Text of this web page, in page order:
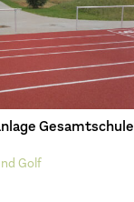
Gesamtschule
Golf